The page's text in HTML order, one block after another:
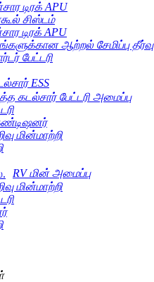
டிரக் APU
சிஸ்டம்
டிரக் APU
ஆற்றல் சேமிப்பு தீர்வு
பேட்டரி
ESS
கடல்சார் பேட்டரி அமைப்பு
மின்மாற்றி
RV மின் அமைப்பு
மின்மாற்றி